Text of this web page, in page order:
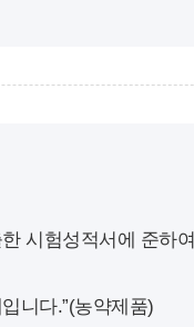
시험성적서에 준하여
니다.”(농약제품)